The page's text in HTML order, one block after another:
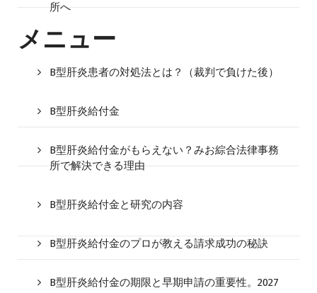
所へ
メニュー
B型肝炎患者の対処法とは？（裁判で負けた後）
B型肝炎給付金
B型肝炎給付金がもらえない？みお綜合法律事務
所で解決できる理由
B型肝炎給付金と研究の内容
B型肝炎給付金のプロが教える請求成功の秘訣
B型肝炎給付金の期限と早期申請の重要性。2027